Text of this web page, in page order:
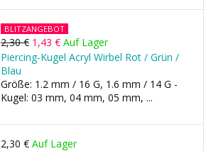
BLITZANGEBOT
2,30 € 1,43 € Auf Lager
Piercing-Kugel Acryl Wirbel Rot / Grün /
Blau
Größe: 1.2 mm / 16 G, 1.6 mm / 14 G -
Kugel: 03 mm, 04 mm, 05 mm, ...
2,30 € Auf Lager